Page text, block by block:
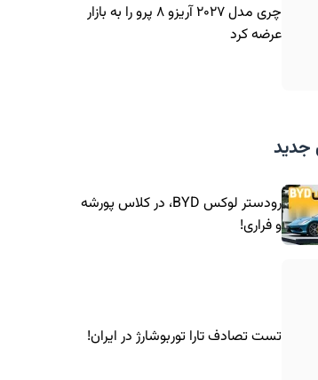
چری مدل ۲۰۲۷ آریزو ۸ پرو را به بازار
عرضه کرد
جدید
رودستر لوکس BYD، در کلاس پورشه
و فراری!
تست تصادف تارا توربوشارژ در ایران!